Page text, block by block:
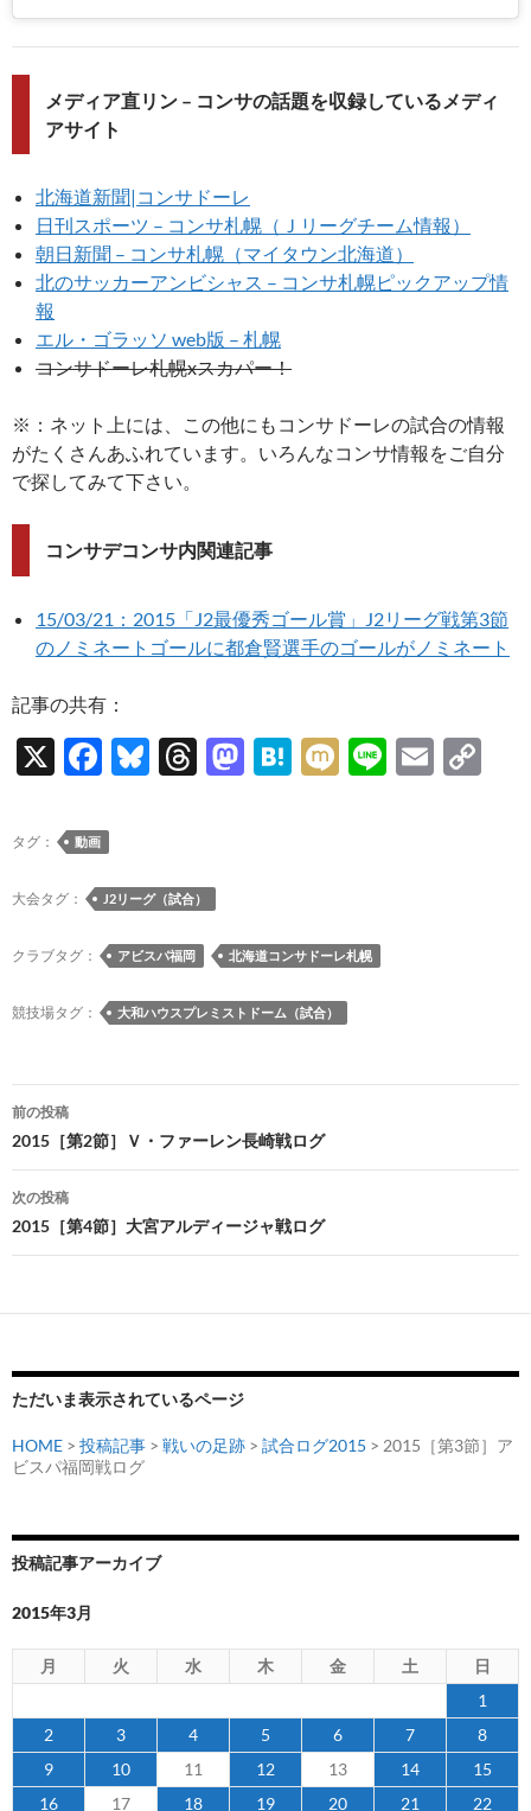
メディア直リン – コンサの話題を収録しているメディ
アサイト
北海道新聞|コンサドーレ
日刊スポーツ – コンサ札幌（Ｊリーグチーム情報）
朝日新聞 – コンサ札幌（マイタウン北海道）
北のサッカーアンビシャス – コンサ札幌ピックアップ情
報
エル・ゴラッソ web版 – 札幌
コンサドーレ札幌xスカパー！
※：ネット上には、この他にもコンサドーレの試合の情報
がたくさんあふれています。いろんなコンサ情報をご自分
で探してみて下さい。
コンサデコンサ内関連記事
15/03/21：2015「J2最優秀ゴール賞」J2リーグ戦第3節
のノミネートゴールに都倉賢選手のゴールがノミネート
記事の共有：
X
F
e
b
o
o
k
Bl
y
T
ds
M
n
H
M Li
E
タグ： 動画
大会タグ： J2リーグ（試合）
クラブタグ： アビスパ福岡 北海道コンサドーレ札幌
競技場タグ： 大和ハウスプレミストドーム（試合）
投
稿
ナ
ビ
ゲ
ー
ョ
ン
前の投稿
2015［第2節］Ｖ・ファーレン長崎戦ログ
次の投稿
2015［第4節］大宮アルディージャ戦ログ
ただいま表示されているページ
HOME > 投稿記事 > 戦いの足跡 > 試合ログ2015 > 2015［第3節］ア
ビスパ福岡戦ログ
投稿記事アーカイブ
2015年3月
月 火 水 木 金 土
日
1
2
3 4 5 6 7
8
9
10 11 12 13 14
15
16
17 18 19 20 21
22